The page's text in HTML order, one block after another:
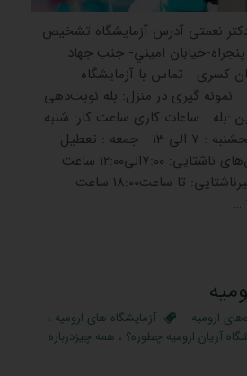
نعمتی آدرس آزمایشگاه تشخیص
خيابان اميني- جنب جهاد
کسری تماس با آزمایشگاه
گیری در منزل: بله نوبت‌دهی
:بله ساعات کاری ساعت کار: شنبه
تا چهارشنبه :7 الی 18 - پنجشنبه : 7 الی 13 - جمعه : تعطیل
ساعت نمونه گیری آزمایش‌های ناشتایی: 7:00الی12:00 ساعت
نمونه گیری آزمایش‌های غیرناشتایی: تا ساعت18:00 ساعت
ارومیه آزمایشگاه های ارومیه ،
آریان ارومیه چطوره؟ ، همه چیزدرباره